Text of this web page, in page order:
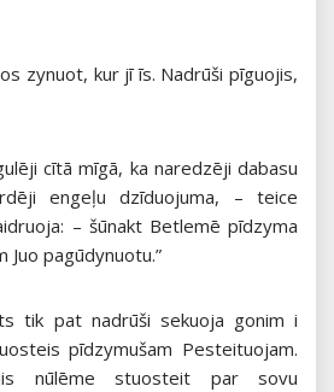
zynuot, kur jī īs. Nadrūši pīguojis,
cītā mīgā, ka naredzēji dabasu
engeļu dzīduojuma, – teice
– šūnakt Betlemē pīdzyma
pagūdynuotu.”
tik pat nadrūši sekuoja gonim i
pīdzymušam Pesteituojam.
nūlēme stuosteit par sovu